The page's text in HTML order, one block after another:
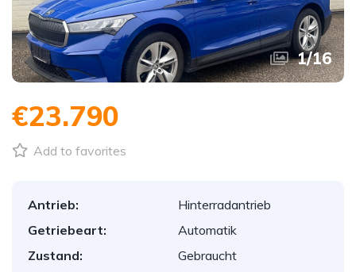
1/16
€23.790
Add to favorites
Antrieb:
Hinterradantrieb
Getriebeart:
Automatik
Zustand:
Gebraucht